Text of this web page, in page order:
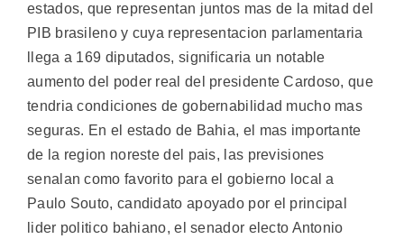
estados, que representan juntos mas de la mitad del
PIB brasileno y cuya representacion parlamentaria
llega a 169 diputados, significaria un notable
aumento del poder real del presidente Cardoso, que
tendria condiciones de gobernabilidad mucho mas
seguras. En el estado de Bahia, el mas importante
de la region noreste del pais, las previsiones
senalan como favorito para el gobierno local a
Paulo Souto, candidato apoyado por el principal
lider politico bahiano, el senador electo Antonio